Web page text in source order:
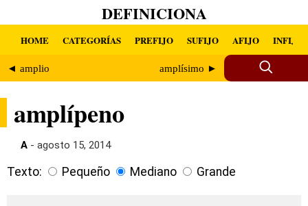
DEFINICIONA
HOME CATEGORÍAS PREFIJO SUFIJO AFIJO INFIJO
◄ amplio amplísimo ►
amplípeno
A - agosto 15, 2014
Texto: Pequeño Mediano Grande